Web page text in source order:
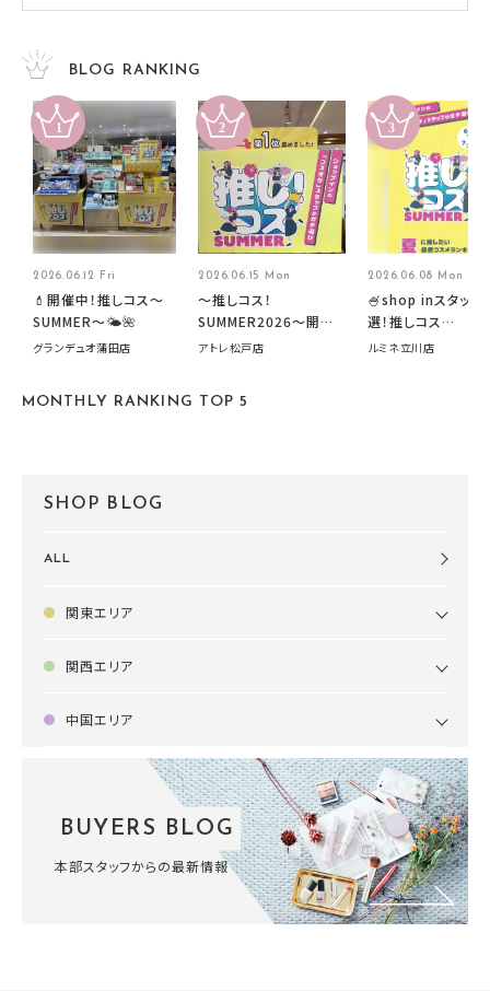
BLOG RANKING
2026.06.12 Fri
💄開催中！推しコス〜
SUMMER〜🌤️🌺
グランデュオ蒲田店
2026.06.15 Mon
～推しコス！
SUMMER2026～開催
中です！
アトレ松戸店
2026.06.08 Mon
🍧shop inスタッフ
選！推しコス
summer2026開催
ルミネ立川店
MONTHLY RANKING TOP 5
SHOP BLOG
ALL
関東エリア
関西エリア
中国エリア
BUYERS BLOG
本部スタッフからの最新情報